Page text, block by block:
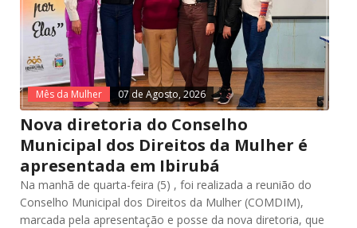
Mês da Mulher 07 de Agosto, 2026
Nova diretoria do Conselho
Municipal dos Direitos da Mulher é
apresentada em Ibirubá
Na manhã de quarta-feira (5) , foi realizada a reunião do
Conselho Municipal dos Direitos da Mulher (COMDIM),
marcada pela apresentação e posse da nova diretoria, que